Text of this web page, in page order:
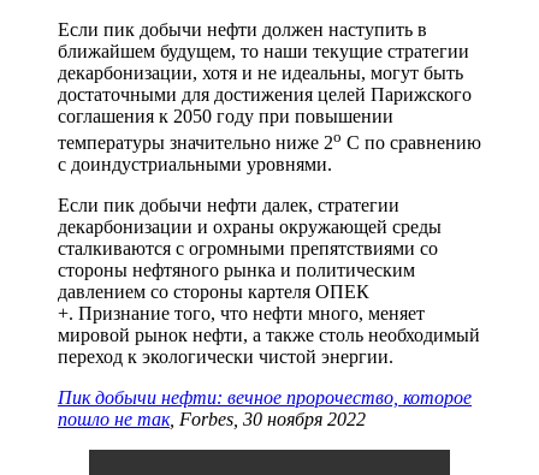
Если пик добычи нефти должен наступить в
ближайшем будущем, то наши текущие стратегии
декарбонизации, хотя и не идеальны, могут быть
достаточными для достижения целей Парижского
соглашения к 2050 году при повышении
температуры значительно ниже 2o C по сравнению
с доиндустриальными уровнями.
Если пик добычи нефти далек, стратегии
декарбонизации и охраны окружающей среды
сталкиваются с огромными препятствиями со
стороны нефтяного рынка и политическим
давлением со стороны картеля ОПЕК
+. Признание того, что нефти много, меняет
мировой рынок нефти, а также столь необходимый
переход к экологически чистой энергии.
Пик добычи нефти: вечное пророчество, которое
пошло не так, Forbes, 30 ноября 2022